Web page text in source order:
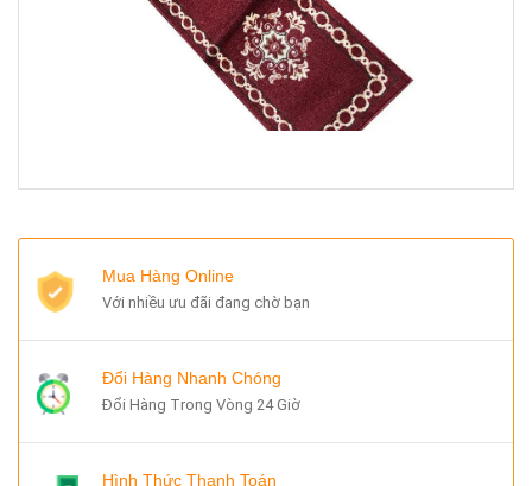
Mua Hàng Online
Với nhiều ưu đãi đang chờ bạn
Đổi Hàng Nhanh Chóng
Đổi Hàng Trong Vòng 24 Giờ
Hình Thức Thanh Toán